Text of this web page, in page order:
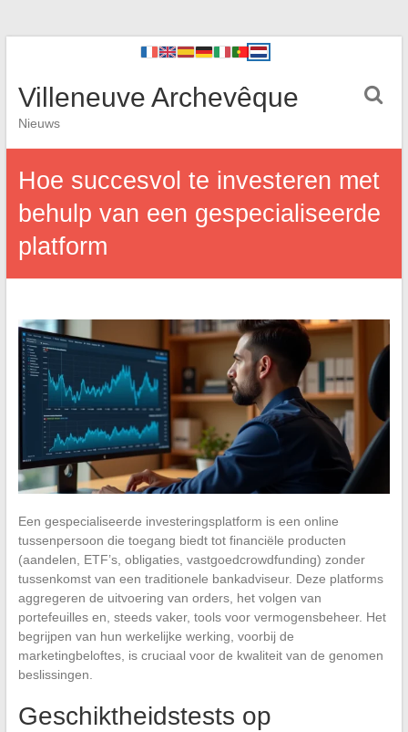
Villeneuve Archevêque
Nieuws
Hoe succesvol te investeren met
behulp van een gespecialiseerde
platform
Een gespecialiseerde investeringsplatform is een online
tussenpersoon die toegang biedt tot financiële producten
(aandelen, ETF’s, obligaties, vastgoedcrowdfunding) zonder
tussenkomst van een traditionele bankadviseur. Deze platforms
aggregeren de uitvoering van orders, het volgen van
portefeuilles en, steeds vaker, tools voor vermogensbeheer. Het
begrijpen van hun werkelijke werking, voorbij de
marketingbeloftes, is cruciaal voor de kwaliteit van de genomen
beslissingen.
Geschiktheidstests op